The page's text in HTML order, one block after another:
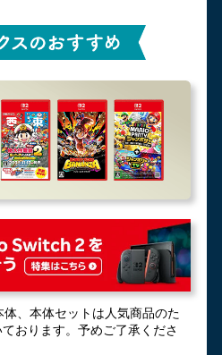
、本体セットは人気商品のた
おります。予めご了承くださ